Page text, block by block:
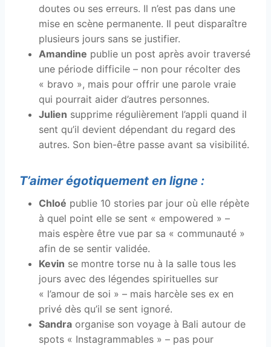
doutes ou ses erreurs. Il n’est pas dans une
mise en scène permanente. Il peut disparaître
plusieurs jours sans se justifier.
Amandine publie un post après avoir traversé
une période difficile – non pour récolter des
« bravo », mais pour offrir une parole vraie
qui pourrait aider d’autres personnes.
Julien supprime régulièrement l’appli quand il
sent qu’il devient dépendant du regard des
autres. Son bien-être passe avant sa visibilité.
T’aimer égotiquement en ligne :
Chloé publie 10 stories par jour où elle répète
à quel point elle se sent « empowered » –
mais espère être vue par sa « communauté »
afin de se sentir validée.
Kevin se montre torse nu à la salle tous les
jours avec des légendes spirituelles sur
« l’amour de soi » – mais harcèle ses ex en
privé dès qu’il se sent ignoré.
Sandra organise son voyage à Bali autour de
spots « Instagrammables » – pas pour